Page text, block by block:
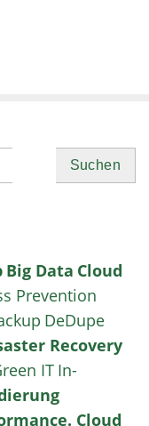
Big Data Cloud
Prevention
DeDupe
Recovery
IT In-
Cloud